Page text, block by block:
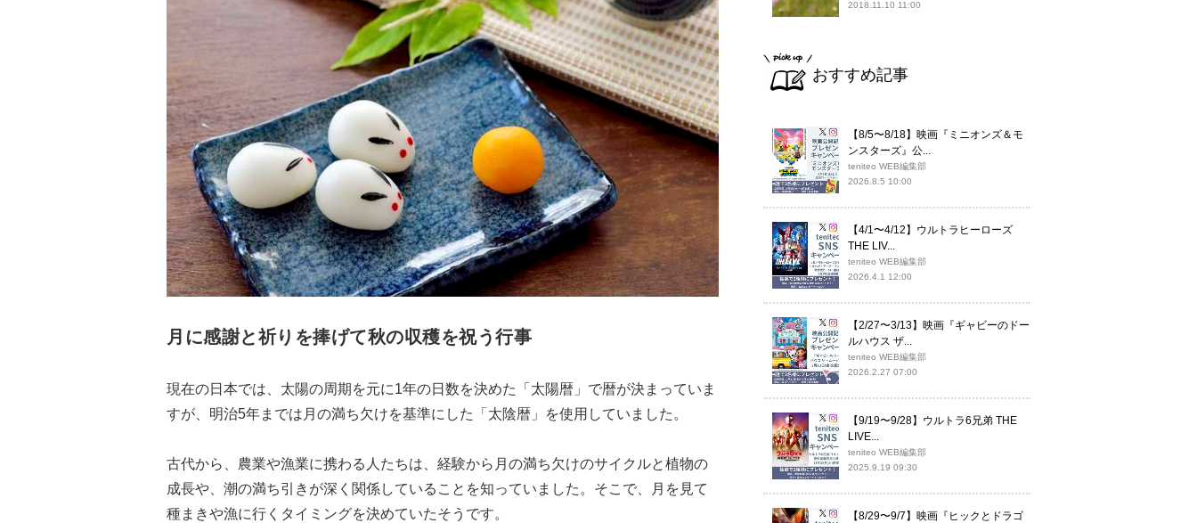
月に感謝と祈りを捧げて秋の収穫を祝う行事
現在の日本では、太陽の周期を元に1年の日数を決めた「太陽暦」で暦が決まっていま
すが、明治5年までは月の満ち欠けを基準にした「太陰暦」を使用していました。
古代から、農業や漁業に携わる人たちは、経験から月の満ち欠けのサイクルと植物の
成長や、潮の満ち引きが深く関係していることを知っていました。そこで、月を見て
種まきや漁に行くタイミングを決めていたそうです。
2018.11.10 11:00
おすすめ記事
【8/5〜8/18】映画『ミニオンズ＆モ
ンスターズ』公...
teniteo WEB編集部
2026.8.5 10:00
【4/1〜4/12】ウルトラヒーローズ
THE LIV...
teniteo WEB編集部
2026.4.1 12:00
【2/27〜3/13】映画『ギャビーのドー
ルハウス ザ...
teniteo WEB編集部
2026.2.27 07:00
【9/19〜9/28】ウルトラ6兄弟 THE
LIVE...
teniteo WEB編集部
2025.9.19 09:30
【8/29〜9/7】映画『ヒックとドラゴ